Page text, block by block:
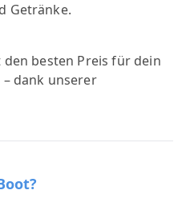
Getränke.
besten Preis für dein
dank unserer